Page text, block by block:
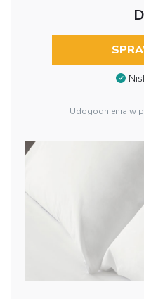
Udogodnienia w